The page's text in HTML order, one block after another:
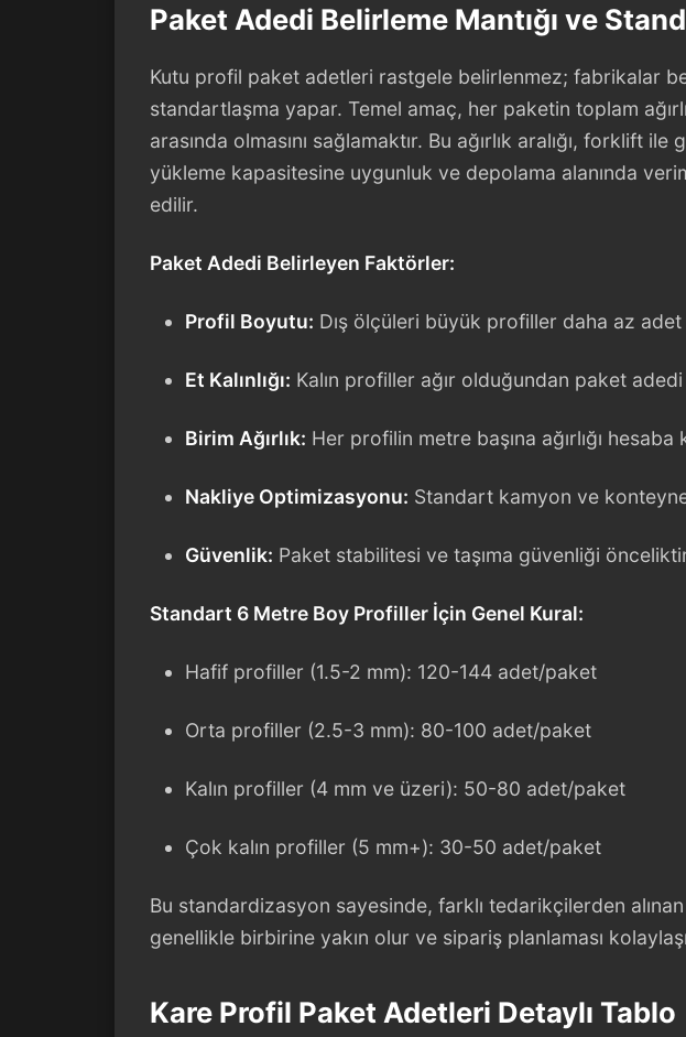
Paket Adedi Belirleme Mantığı ve
Kutu profil paket adetleri rastgele belirlenmez; fabrikalar
standartlaşma yapar. Temel amaç, her paketin toplam
arasında olmasını sağlamaktır. Bu ağırlık aralığı, forklift
yükleme kapasitesine uygunluk ve depolama alanında
edilir.
Paket Adedi Belirleyen Faktörler:
Profil Boyutu: Dış ölçüleri büyük profiller daha az
Et Kalınlığı: Kalın profiller ağır olduğundan paket adedi
Birim Ağırlık: Her profilin metre başına ağırlığı hesaba
Nakliye Optimizasyonu: Standart kamyon ve
Güvenlik: Paket stabilitesi ve taşıma güvenliği
Standart 6 Metre Boy Profiller İçin Genel Kural:
Hafif profiller (1.5-2 mm): 120-144 adet/paket
Orta profiller (2.5-3 mm): 80-100 adet/paket
Kalın profiller (4 mm ve üzeri): 50-80 adet/paket
Çok kalın profiller (5 mm+): 30-50 adet/paket
Bu standardizasyon sayesinde, farklı tedarikçilerden
genellikle birbirine yakın olur ve sipariş planlaması
Kare Profil Paket Adetleri Detaylı Tablo